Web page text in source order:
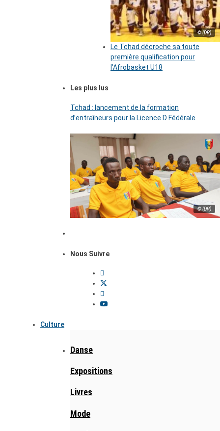
© (DR)
Le Tchad décroche sa toute
première qualification pour
l’Afrobasket U18
Les plus lus
Tchad : lancement de la formation
d’entraîneurs pour la Licence D Fédérale
© (DR)
Nous Suivre
Culture
Danse
Expositions
Livres
Mode